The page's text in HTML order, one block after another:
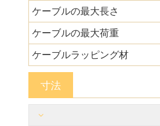
ケーブルの最大長さ
ケーブルの最大荷重
ケーブルラッピング材
寸法